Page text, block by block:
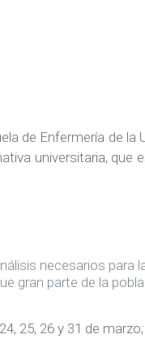
de Enfermería de
universitaria, que
necesarios
gran parte de la
25, 26 y 31 de